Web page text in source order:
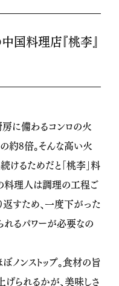
国料理店『桃李』
に備わるコンロの火
約8倍。そんな高い火
けるためだと「桃李」料
料理人は調理の工程ご
返すため、一度下がった
るパワーが必要なの
ノンストップ。食材の旨
られるかが、美味しさ